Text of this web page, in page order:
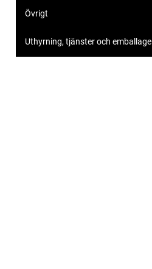
Övrigt
Uthyrning, tjänster och emballage